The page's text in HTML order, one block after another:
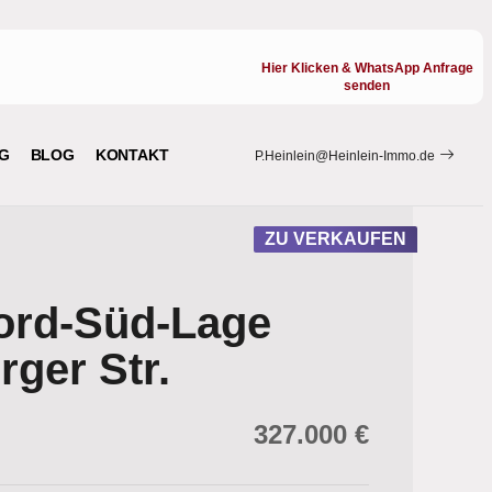
Hier Klicken & WhatsApp Anfrage
senden
BLOG KONTAKT P.Heinlein@Heinlein-Immo.de
ZU VERKAUFEN
Süd-Lage
Str.
327.000 €